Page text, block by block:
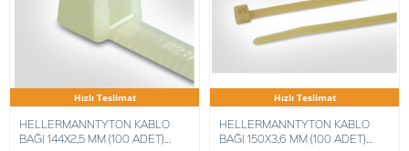
Hızlı Teslimat
HELLERMANNTYTON KABLO
BAĞI 144X2,5 MM (100 ADET)
Hızlı Teslimat
HELLERMANNTYTON KABLO
BAĞI 150X3,6 MM (100 ADET)